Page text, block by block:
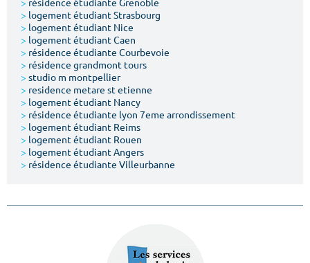
> logement étudiant Strasbourg
> logement étudiant Nice
> logement étudiant Caen
> résidence étudiante Courbevoie
> résidence grandmont tours
> studio m montpellier
> residence metare st etienne
> logement étudiant Nancy
> résidence étudiante lyon 7eme arrondissement
> logement étudiant Reims
> logement étudiant Rouen
> logement étudiant Angers
> résidence étudiante Villeurbanne